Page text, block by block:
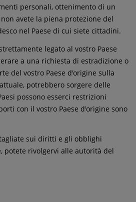
personali, ottenimento di un
avete la piena protezione del
nel Paese di cui siete cittadini.
legato al vostro Paese
a una richiesta di estradizione o
del vostro Paese d'origine sulla
potrebbero sorgere delle
possono esserci restrizioni
con il vostro Paese d'origine sono
sui diritti e gli obblighi
potete rivolgervi alle autorità del